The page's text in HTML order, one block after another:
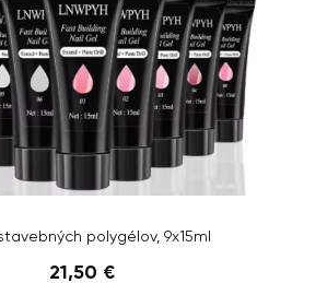
polygélov, 9x15ml
21,50 €